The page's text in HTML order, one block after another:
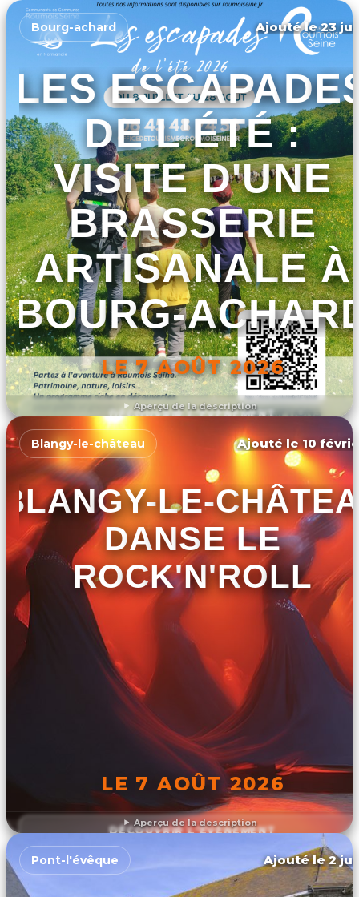
Aperçu de la description
Bourg-achard Ajouté le 23
LES
DE L'ÉTÉ :
VISITE D'UNE
BRASSERIE
ARTISANALE À
BOURG-
LE 7 AOÛT 2026
DÉCOUVRIR L'ÉVÉNEMENT
Aperçu de la description
Blangy-le-château Ajouté le 10
BLANGY-LE-
DANSE LE
ROCK'N'ROLL
LE 7 AOÛT 2026
DÉCOUVRIR L'ÉVÉNEMENT
Pont-l'évêque Ajouté le 2